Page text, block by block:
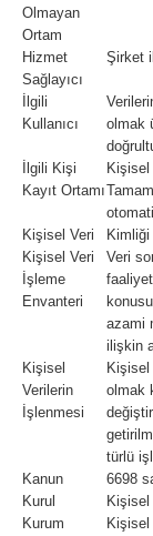
Olmayan
Ortam
Hizmet
Sağlayıcı
Şirket
İlgili
Kullanıcı
olmak
İlgili Kişi
Kayıt Ortamı
Kişisel Veri
Kişisel Veri
İşleme
Envanteri
Veri
azami
ilişkin
Kişisel
Verilerin
İşlenmesi
olmak
türlü
Kanun
6698
Kurul
Kurum